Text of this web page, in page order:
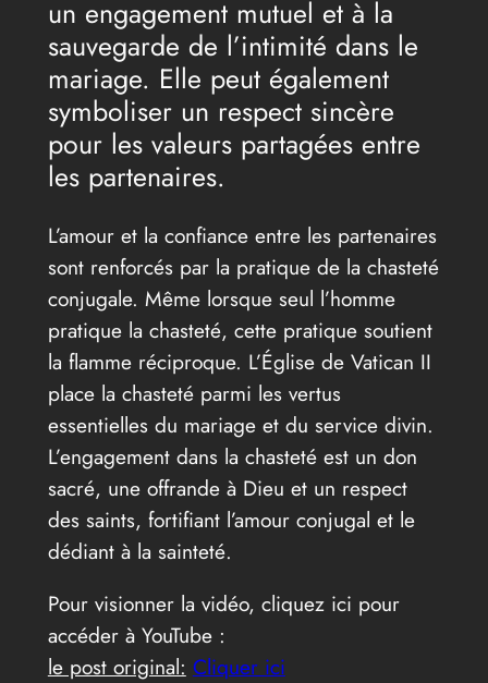
un engagement mutuel et à la
sauvegarde de l’intimité dans le
mariage. Elle peut également
symboliser un respect sincère
pour les valeurs partagées entre
les partenaires.
L’amour et la confiance entre les partenaires
sont renforcés par la pratique de la chasteté
conjugale. Même lorsque seul l’homme
pratique la chasteté, cette pratique soutient
la flamme réciproque. L’Église de Vatican II
place la chasteté parmi les vertus
essentielles du mariage et du service divin.
L’engagement dans la chasteté est un don
sacré, une offrande à Dieu et un respect
des saints, fortifiant l’amour conjugal et le
dédiant à la sainteté.
Pour visionner la vidéo, cliquez ici pour
accéder à YouTube :
le post original: Cliquer ici